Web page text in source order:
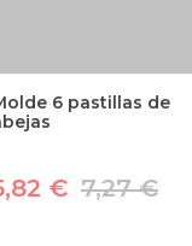
6 pastillas de
€ 7,27 €